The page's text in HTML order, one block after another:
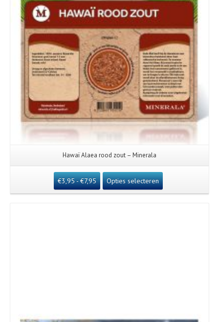
Hawaï Alaea rood zout – Minerala
€3,95- €7,95 Opties selecteren